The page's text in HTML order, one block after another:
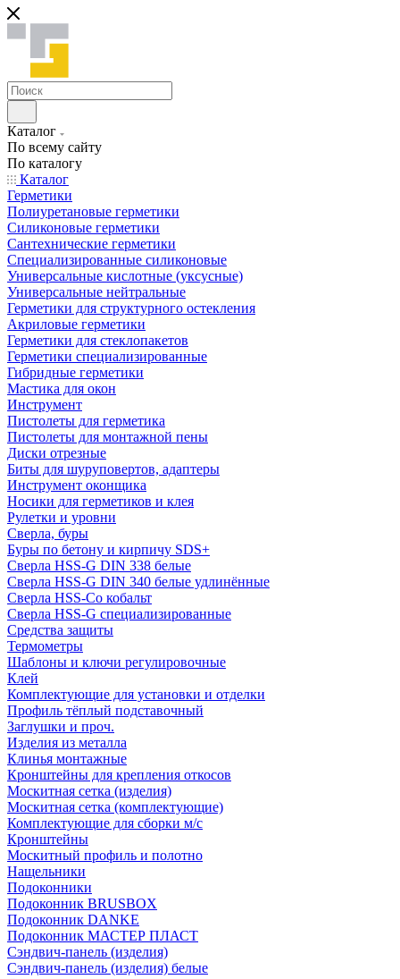
Каталог
По всему сайту
По каталогу
Каталог
Герметики
Полиуретановые герметики
Силиконовые герметики
Сантехнические герметики
Специализированные силиконовые
Универсальные кислотные (уксусные)
Универсальные нейтральные
Герметики для структурного остекления
Акриловые герметики
Герметики для стеклопакетов
Герметики специализированные
Гибридные герметики
Мастика для окон
Инструмент
Пистолеты для герметика
Пистолеты для монтажной пены
Диски отрезные
Биты для шуруповертов, адаптеры
Инструмент оконщика
Носики для герметиков и клея
Рулетки и уровни
Сверла, буры
Буры по бетону и кирпичу SDS+
Сверла HSS-G DIN 338 белые
Сверла HSS-G DIN 340 белые удлинённые
Сверла HSS-Co кобальт
Сверла HSS-G специализированные
Средства защиты
Термометры
Шаблоны и ключи регулировочные
Клей
Комплектующие для установки и отделки
Профиль тёплый подставочный
Заглушки и проч.
Изделия из металла
Клинья монтажные
Кронштейны для крепления откосов
Москитная сетка (изделия)
Москитная сетка (комплектующие)
Комплектующие для сборки м/с
Кронштейны
Москитный профиль и полотно
Нащельники
Подоконники
Подоконник BRUSBOX
Подоконник DANKE
Подоконник МАСТЕР ПЛАСТ
Сэндвич-панель (изделия)
Сэндвич-панель (изделия) белые